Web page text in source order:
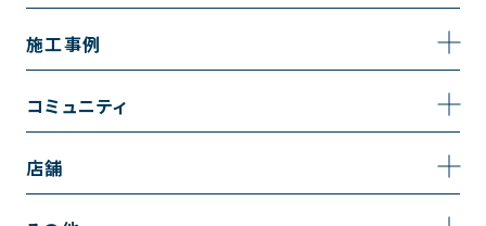
採用情報
キッチンのリフォーム
リノベーション
サービスの流れ
施工事例
施工事例一覧
お風呂の施工事例
コミュニティ
コミュニティ
店舗
越谷店